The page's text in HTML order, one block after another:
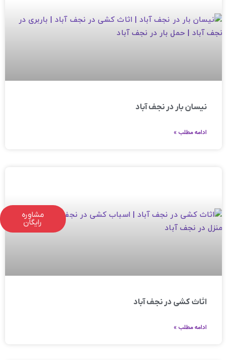
نیسان بار در نجف آباد
ادامه مطلب »
اثاث کشی در نجف آباد
ادامه مطلب »
مشاوره
رایگان